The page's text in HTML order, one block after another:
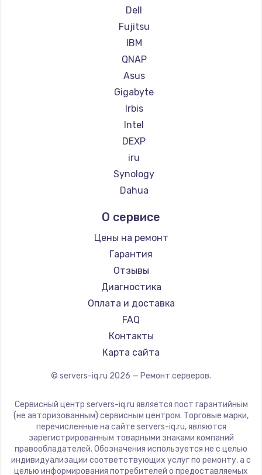
Заказать
Заказать
Замена материнской платы
Заказать
Dell
Fujitsu
IBM
QNAP
Asus
Gigabyte
Irbis
Intel
DEXP
iru
Synology
Dahua
О сервисе
Цены на ремонт
Гарантия
Отзывы
Диагностика
Оплата и доставка
FAQ
Контакты
Карта сайта
© servers-iq.ru 2026 — Ремонт серверов.
Сервисный центр servers-iq.ru является пост гарантийным
(не авторизованным) сервисным центром. Торговые марки,
перечисленные на сайте servers-iq.ru, являются
зарегистрированным товарными знаками компаний
правообладателей. Обозначения используется не с целью
индивидуализации соответствующих услуг по ремонту, а с
целью информирования потребителей о предоставляемых